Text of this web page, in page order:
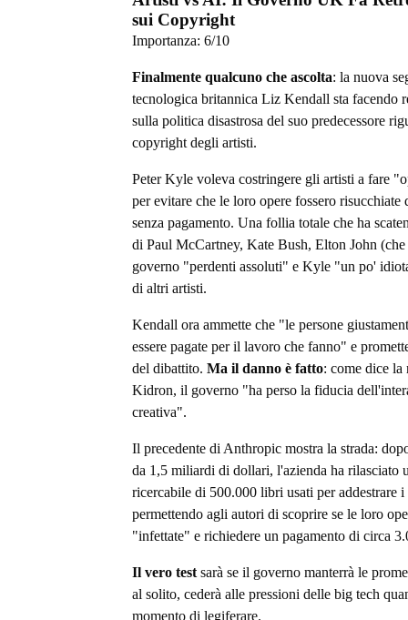
sui Copyright
Importanza: 6/10
Finalmente qualcuno che ascolta: la nuova
tecnologica britannica Liz Kendall sta facendo
sulla politica disastrosa del suo predecessore
copyright degli artisti.
Peter Kyle voleva costringere gli artisti a fare
per evitare che le loro opere fossero risucchiate
senza pagamento. Una follia totale che ha
di Paul McCartney, Kate Bush, Elton John
governo "perdenti assoluti" e Kyle "un po'
di altri artisti.
Kendall ora ammette che "le persone
essere pagate per il lavoro che fanno" e
del dibattito. Ma il danno è fatto: come dice la
Kidron, il governo "ha perso la fiducia
creativa".
Il precedente di Anthropic mostra la strada:
da 1,5 miliardi di dollari, l'azienda ha rilasciato
ricercabile di 500.000 libri usati per addestrare
permettendo agli autori di scoprire se le loro
"infettate" e richiedere un pagamento di circa
Il vero test sarà se il governo manterrà le
al solito, cederà alle pressioni delle big tech
momento di legiferare.